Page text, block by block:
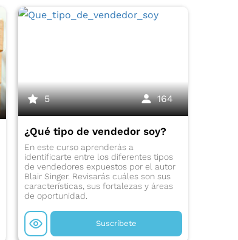
5 164
¿Qué tipo de vendedor soy?
En este curso aprenderás a
identificarte entre los diferentes tipos
de vendedores expuestos por el autor
Blair Singer. Revisarás cuáles son sus
características, sus fortalezas y áreas
de oportunidad.
Suscríbete